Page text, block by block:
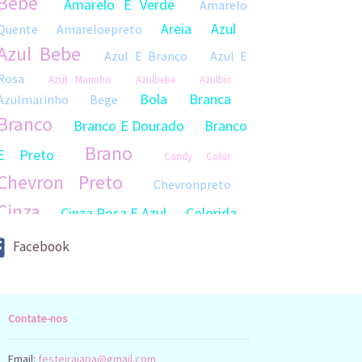
Amarelo E Verde
Amarelo
Amareloepreto Areia Azul
Bebe Azul E Branco
Azul E
Azul Marinho Azulbebe Azulbic
Bege Bola Branca
Branco E Dourado
Branco
Preto
Brano Candy Color
Preto Chevronpreto
Cinza Rosa E Azul Colorida
Colorido
Cores Diversascores Diversos
Doce Dourada
Fosco
Laranja Led Branco
Facebook
Contate-nos
Email: festeirajapa@gmail.com